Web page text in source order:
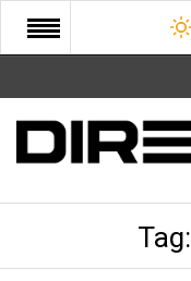
START
COMUNITATE
Tag: